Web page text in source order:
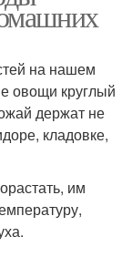
на нашем
овощи круглый
держат не
кладовке,
им